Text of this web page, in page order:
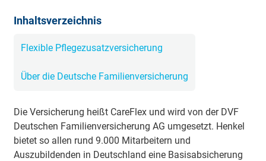
Die Versicherung heißt CareFlex und wird von der DVF
Deutschen Familienversicherung AG umgesetzt. Henkel
bietet so allen rund 9.000 Mitarbeitern und
Auszubildenden in Deutschland eine Basisabsicherung
Inhaltsverzeichnis
Flexible Pflegezusatzversicherung
Über die Deutsche Familienversicherung